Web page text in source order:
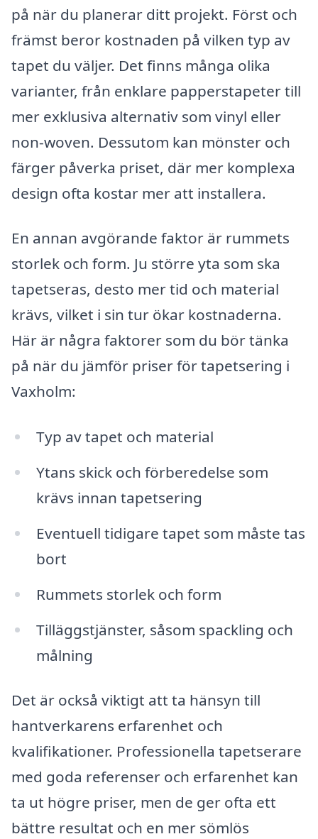
på när du planerar ditt projekt. Först och
främst beror kostnaden på vilken typ av
tapet du väljer. Det finns många olika
varianter, från enklare papperstapeter till
mer exklusiva alternativ som vinyl eller
non-woven. Dessutom kan mönster och
färger påverka priset, där mer komplexa
design ofta kostar mer att installera.
En annan avgörande faktor är rummets
storlek och form. Ju större yta som ska
tapetseras, desto mer tid och material
krävs, vilket i sin tur ökar kostnaderna.
Här är några faktorer som du bör tänka
på när du jämför priser för tapetsering i
Vaxholm:
Typ av tapet och material
Ytans skick och förberedelse som
krävs innan tapetsering
Eventuell tidigare tapet som måste tas
bort
Rummets storlek och form
Tilläggstjänster, såsom spackling och
målning
Det är också viktigt att ta hänsyn till
hantverkarens erfarenhet och
kvalifikationer. Professionella tapetserare
med goda referenser och erfarenhet kan
ta ut högre priser, men de ger ofta ett
bättre resultat och en mer sömlös